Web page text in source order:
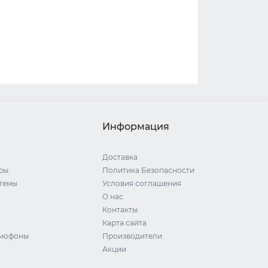
Информация
Доставка
Политика Безопасности
Условия соглашения
О нас
Контакты
Карта сайта
Производители
Акции